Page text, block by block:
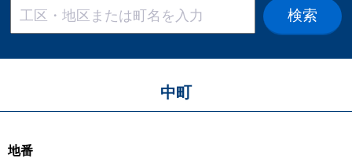
中町
地番